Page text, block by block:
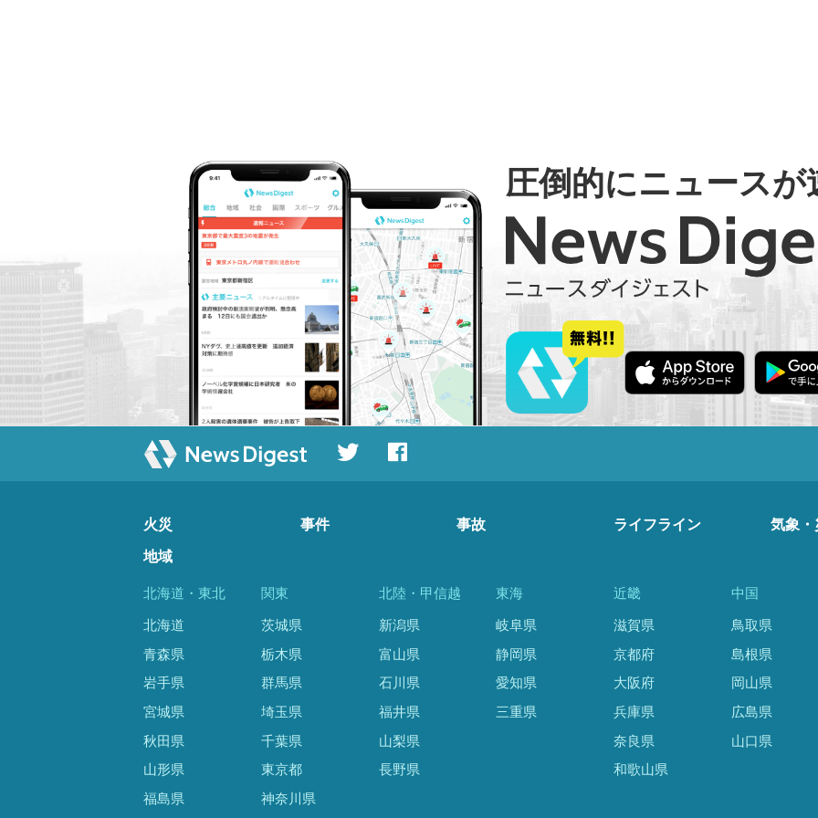
圧倒的にニュースが
火災 事件 事故 ライフライン 気象・
地域
北海道・東北
北海道
青森県
岩手県
宮城県
秋田県
山形県
福島県
関東
茨城県
栃木県
群馬県
埼玉県
千葉県
東京都
神奈川県
北陸・甲信越
新潟県
富山県
石川県
福井県
山梨県
長野県
東海
岐阜県
静岡県
愛知県
三重県
近畿
滋賀県
京都府
大阪府
兵庫県
奈良県
和歌山県
中国
鳥取県
島根県
岡山県
広島県
山口県